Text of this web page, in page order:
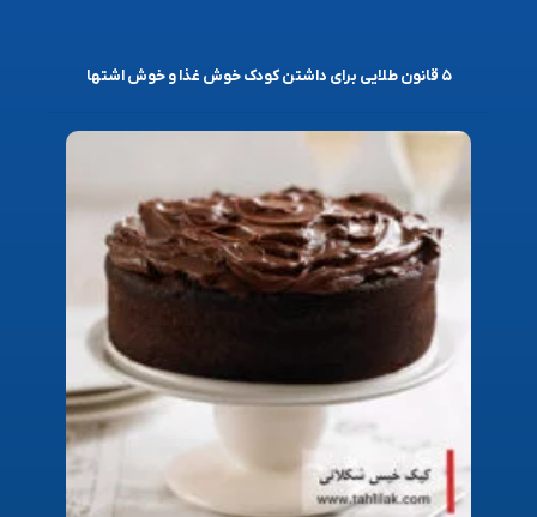
۵ قانون طلایی برای داشتن کودک خوش غذا و خوش اشتها